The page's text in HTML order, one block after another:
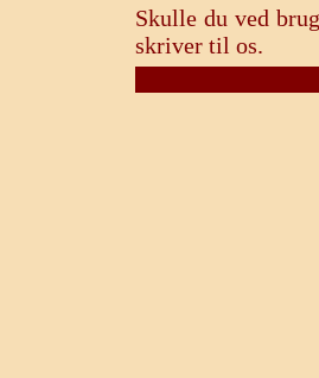
Skulle du ved
skriver til os.